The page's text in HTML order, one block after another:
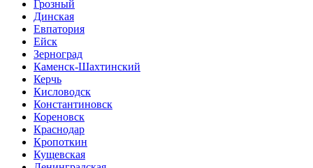
Грозный
Динская
Евпатория
Ейск
Зерноград
Каменск-Шахтинский
Керчь
Кисловодск
Константиновск
Кореновск
Краснодар
Кропоткин
Кущевская